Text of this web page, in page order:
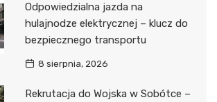
Odpowiedzialna jazda na
hulajnodze elektrycznej – klucz do
bezpiecznego transportu
8 sierpnia, 2026
Rekrutacja do Wojska w Sobótce –